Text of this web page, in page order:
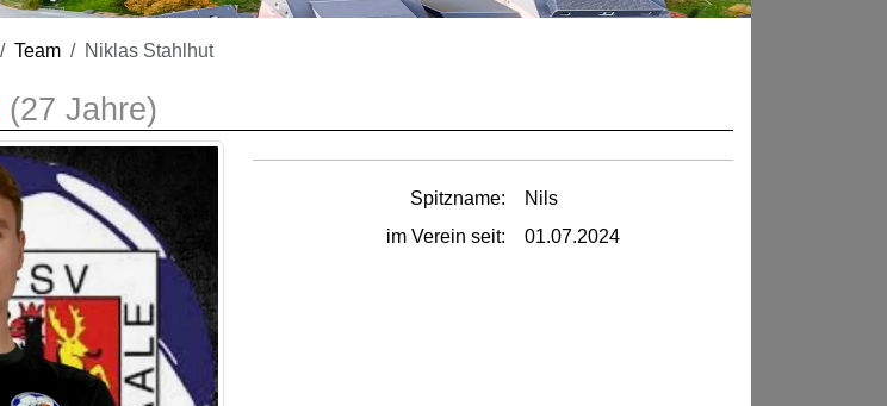
Team Niklas Stahlhut
(27 Jahre)
Spitzname:
Nils
im Verein seit:
01.07.2024